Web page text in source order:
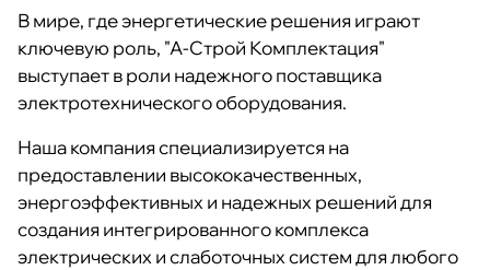
В мире, где энергетические решения играют
ключевую роль, "А-Строй Комплектация"
выступает в роли надежного поставщика
электротехнического оборудования.
Наша компания специализируется на
предоставлении высококачественных,
энергоэффективных и надежных решений для
создания интегрированного комплекса
электрических и слаботочных систем для любого